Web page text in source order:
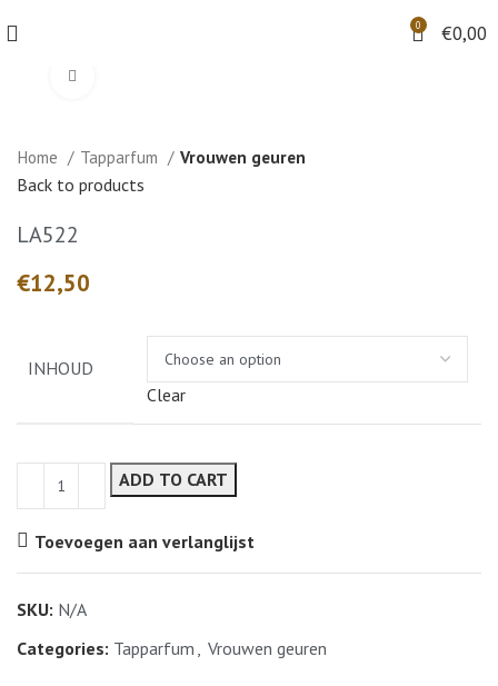
0 €0,00
Home Tapparfum Vrouwen geuren
Back to products
LA522
€
INHOUD
Clear
ADD TO CART
Toevoegen aan verlanglijst
SKU: N/A
Categories: Tapparfum , Vrouwen geuren